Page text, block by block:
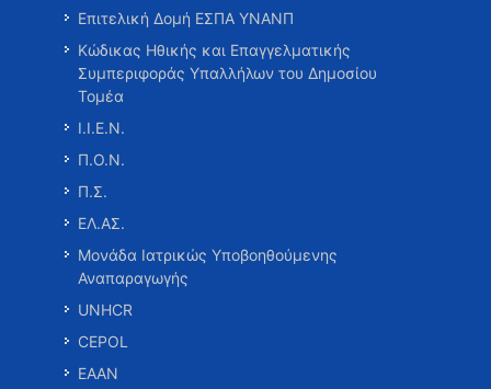
Επιτελική Δομή ΕΣΠΑ ΥΝΑΝΠ
Κώδικας Ηθικής και Επαγγελματικής
Συμπεριφοράς Υπαλλήλων του Δημοσίου
Τομέα
Ι.Ι.Ε.Ν.
Π.Ο.Ν.
Π.Σ.
ΕΛ.ΑΣ.
Μονάδα Ιατρικώς Υποβοηθούμενης
Αναπαραγωγής
UNHCR
CEPOL
ΕΑΑΝ